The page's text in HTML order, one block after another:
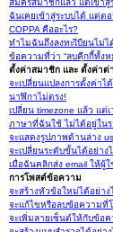
สมัครสมาชิกแล้ว แต่เข้าสู่
ฉันเคยเข้าสู่ระบบได้ แต่ต
COPPA คืออะไร?
ทำไมฉันถึงลงทะเีบียนไม่ไ
ข้อความที่ว่า “ลบคุีกกี้ทั้งห
ตั้งค่าสมาชิก และ ตั้งค่าต่
จะเปลี่ยนแปลงการตั้งค่าไ
นาฬิกาไม่ตรง!
เปลี่ยน timezone แล้ว แต่
ภาษาที่ฉันใช้ ไม่ได้อยู่ในร
จะแสดงรูปภาพด้านล่าง
จะเปลี่ยนระดับขั้นได้อย่าง
เมื่อฉันคลิกส่ง email ให้ผู้
การโพสต์ข้อความ
จะสร้างหัวข้อใหม่ได้อย่าง
จะแก้ไขหรือลบข้อความที่
จะเพิ่มลายเซ็นต์ให้กับข้อ